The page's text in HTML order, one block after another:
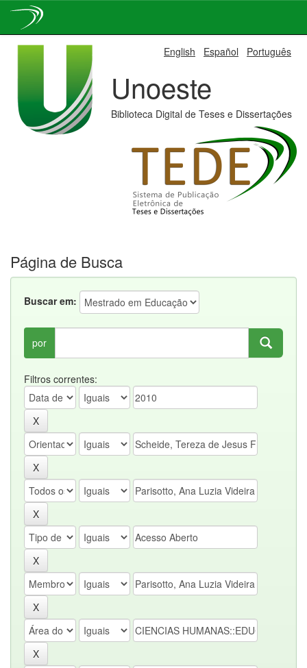
English Español Português
Unoeste
Biblioteca Digital de Teses e Dissertações
Página de Busca
Buscar em:
por
Filtros correntes: